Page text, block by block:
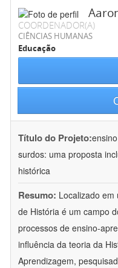
COORDENADOR(A)
CIÊNCIAS HUMANAS
Educação
Título do Projeto:
surdos: uma proposta
histórica
Resumo: Localizado em
de História é um campo
processos de ensino-
influência da teoria da
Aprendizagem,